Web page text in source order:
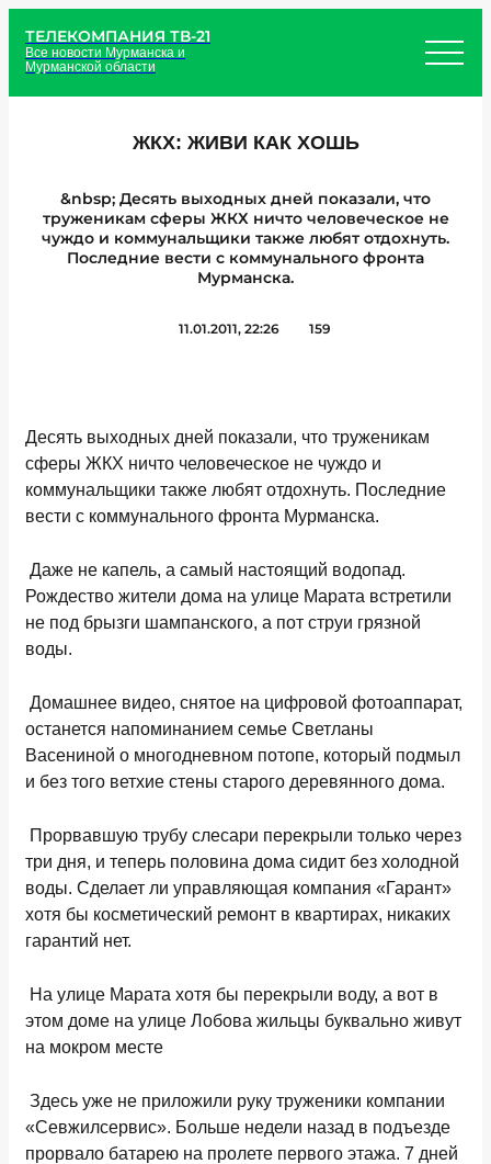
ТЕЛЕКОМПАНИЯ ТВ-21
Все новости Мурманска и
Мурманской области
ЖКХ: ЖИВИ КАК ХОШЬ
&nbsp; Десять выходных дней показали, что
труженикам сферы ЖКХ ничто человеческое не
чуждо и коммунальщики также любят отдохнуть.
Последние вести с коммунального фронта
Мурманска.
11.01.2011, 22:26 159
Десять выходных дней показали, что труженикам
сферы ЖКХ ничто человеческое не чуждо и
коммунальщики также любят отдохнуть. Последние
вести с коммунального фронта Мурманска.
Даже не капель, а самый настоящий водопад.
Рождество жители дома на улице Марата встретили
не под брызги шампанского, а пот струи грязной
воды.
Домашнее видео, снятое на цифровой фотоаппарат,
останется напоминанием семье Светланы
Васениной о многодневном потопе, который подмыл
и без того ветхие стены старого деревянного дома.
Прорвавшую трубу слесари перекрыли только через
три дня, и теперь половина дома сидит без холодной
воды. Сделает ли управляющая компания «Гарант»
хотя бы косметический ремонт в квартирах, никаких
гарантий нет.
На улице Марата хотя бы перекрыли воду, а вот в
этом доме на улице Лобова жильцы буквально живут
на мокром месте
Здесь уже не приложили руку труженики компании
«Севжилсервис». Больше недели назад в подъезде
прорвало батарею на пролете первого этажа. 7 дней